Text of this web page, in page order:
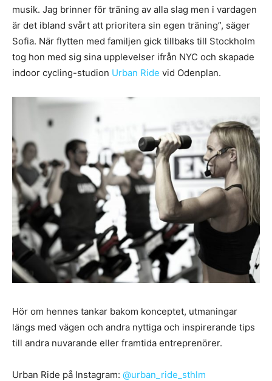
musik. Jag brinner för träning av alla slag men i vardagen
är det ibland svårt att prioritera sin egen träning”, säger
Sofia. När flytten med familjen gick tillbaks till Stockholm
tog hon med sig sina upplevelser ifrån NYC och skapade
indoor cycling-studion Urban Ride vid Odenplan.
Hör om hennes tankar bakom konceptet, utmaningar
längs med vägen och andra nyttiga och inspirerande tips
till andra nuvarande eller framtida entreprenörer.
Urban Ride på Instagram: @urban_ride_sthlm